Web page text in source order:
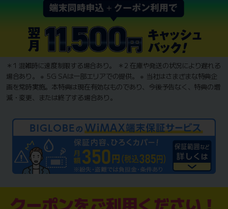
＊1 混雑時に速度制限する場合あり。 ＊2 在庫や発送の状況により遅れる
場合あり。 ※ 5G SAは一部エリアでの提供。 ※ 当社はさまざまな特典企
画を常時実施。本特典は現在有効なものであり、今後予告なく、特典の増
減・変更、または終了する場合あり。
クーポンをご利用ください！